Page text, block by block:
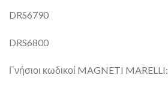
DRS6790
DRS6800
Γνήσιοι κωδικοί MAGNETI MARELLI: